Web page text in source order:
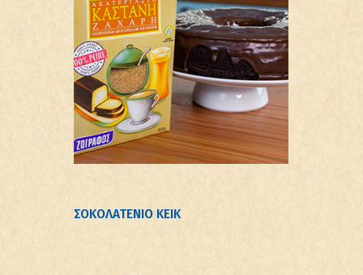
ΣΟΚΟΛΑΤΕΝΙΟ ΚΕΙΚ